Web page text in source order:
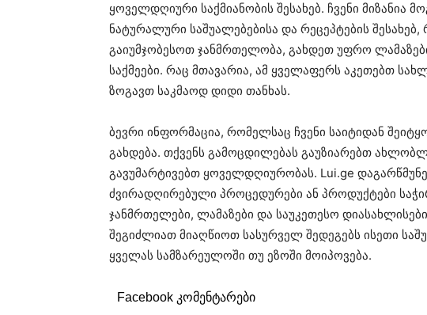
ყოველდღიური საქმიანობის შესახებ. ჩვენი მიზანია
ნატურალური საშუალებებისა და რეცეპტების
გაიუმჯობესოთ ჯანმრთელობა, გახდეთ უფრო
საქმეები. რაც მთავარია, ამ ყველაფერს აკეთებთ
ზოგავთ საკმაოდ დიდი თანხას.
ბევრი ინფორმაცია, რომელსაც ჩვენი საიტიდან
გახდება. თქვენს გამოცდილებას გაუზიარებთ
გავუმარტივებთ ყოველდღიურობას. Lui.ge
ძვირადღირებული პროცედურები ან პროდუქტები
ჯანმრთელები, ლამაზები და საუკეთესო
შეგიძლიათ მიაღწიოთ სასურველ შედეგებს ისეთი
ყველას სამზარეულოში თუ ეზოში მოიპოვება.
Facebook კომენტარები